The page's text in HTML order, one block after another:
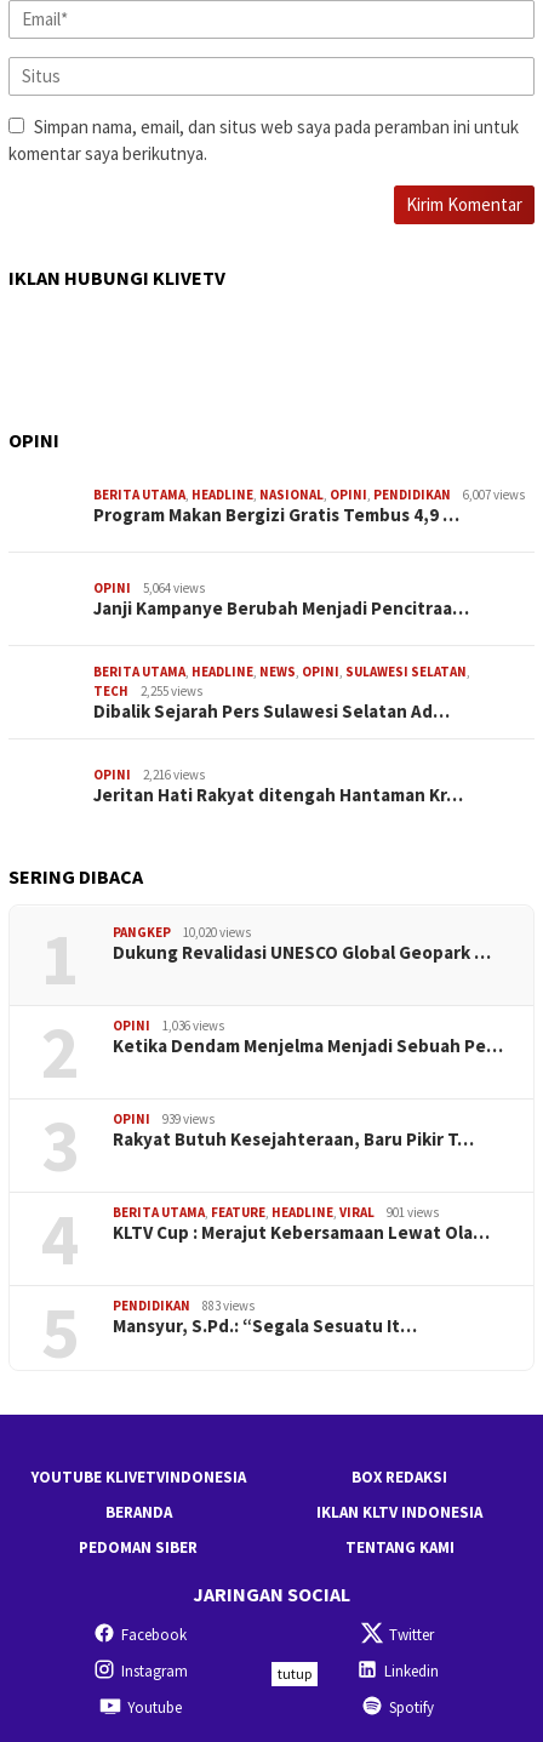
Simpan nama, email, dan situs web saya pada peramban ini untuk
komentar saya berikutnya.
IKLAN HUBUNGI KLIVETV
OPINI
BERITA UTAMA, HEADLINE, NASIONAL, OPINI, PENDIDIKAN 6,007 views
Program Makan Bergizi Gratis Tembus 4,9 …
OPINI 5,064 views
Janji Kampanye Berubah Menjadi Pencitraa…
BERITA UTAMA, HEADLINE, NEWS, OPINI, SULAWESI SELATAN,
TECH
2,255 views
Dibalik Sejarah Pers Sulawesi Selatan Ad…
OPINI 2,216 views
Jeritan Hati Rakyat ditengah Hantaman Kr…
SERING DIBACA
1 PANGKEP 10,020 views
Dukung Revalidasi UNESCO Global Geopark …
2 OPINI 1,036 views
Ketika Dendam Menjelma Menjadi Sebuah Pe…
3 OPINI 939 views
Rakyat Butuh Kesejahteraan, Baru Pikir T…
4 BERITA UTAMA, FEATURE, HEADLINE, VIRAL 901 views
KLTV Cup : Merajut Kebersamaan Lewat Ola…
5 PENDIDIKAN 883 views
Mansyur, S.Pd.: “Segala Sesuatu It…
YOUTUBE KLIVETVINDONESIA
BOX REDAKSI
BERANDA
IKLAN KLTV INDONESIA
PEDOMAN SIBER
TENTANG KAMI
JARINGAN SOCIAL
Facebook
Twitter
Instagram
Linkedin
Youtube
Spotify
tutup